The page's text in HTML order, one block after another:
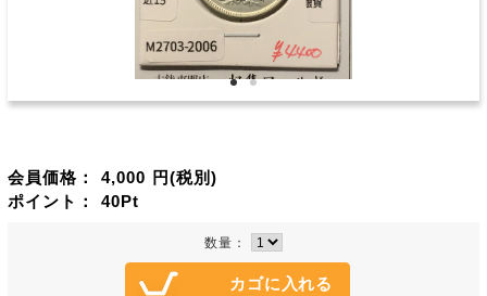
会員価格： 4,000 円(税別)
ポイント： 40Pt
数量：